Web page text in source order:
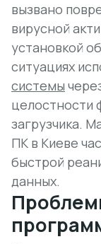
вызвано
вирусной
установкой
ситуациях
системы
целостности
загрузчика.
ПК в Киеве
быстрой
данных.